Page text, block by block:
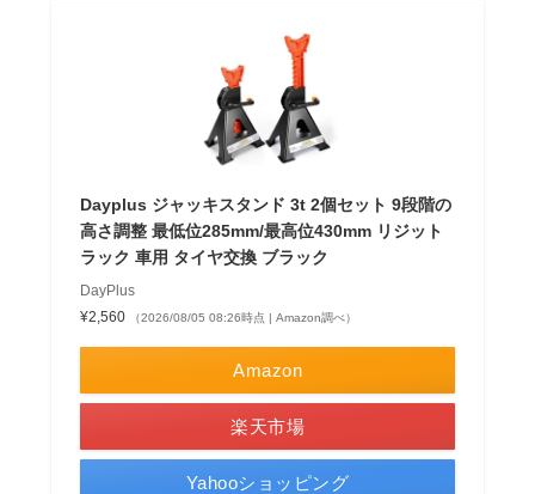
Dayplus ジャッキスタンド 3t 2個セット 9段階の
高さ調整 最低位285mm/最高位430mm リジット
ラック 車用 タイヤ交換 ブラック
DayPlus
¥2,560
（2026/08/05 08:26時点 | Amazon調べ）
Amazon
楽天市場
Yahooショッピング